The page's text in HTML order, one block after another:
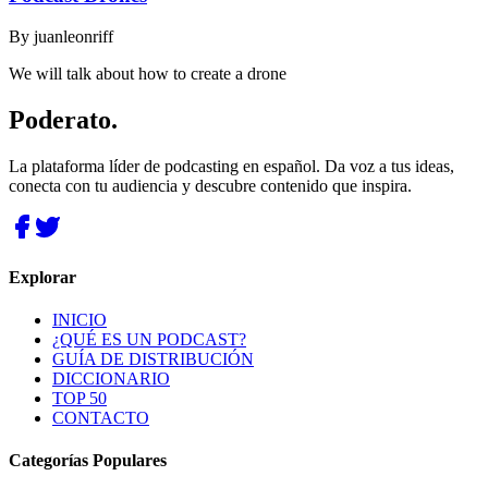
By juanleonriff
We will talk about how to create a drone
Poderato.
La plataforma líder de podcasting en español. Da voz a tus ideas,
conecta con tu audiencia y descubre contenido que inspira.
Explorar
INICIO
¿QUÉ ES UN PODCAST?
GUÍA DE DISTRIBUCIÓN
DICCIONARIO
TOP 50
CONTACTO
Categorías Populares